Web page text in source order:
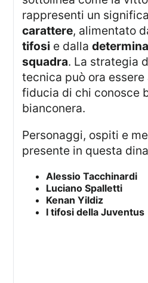
rappresenti un
carattere, alimentato
tifosi e dalla
squadra. La strategia
tecnica può ora
fiducia di chi conosce
bianconera.
Personaggi, ospiti e membri del cast
presente in questa
Alessio Tacchinardi
Luciano Spalletti
Kenan Yildiz
I tifosi della Juventus